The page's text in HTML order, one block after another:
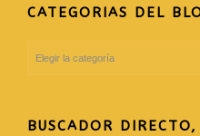
CATEGORIAS DEL
BUSCADOR